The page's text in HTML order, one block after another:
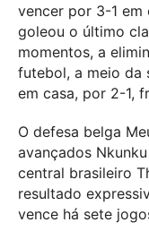
vencer por 3-1 em
goleou o último
momentos, a
futebol, a meio da
em casa, por 2-1,
O defesa belga
avançados
central brasileiro
resultado
vence há sete